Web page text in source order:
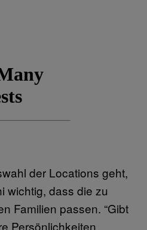
der Locations geht,
wichtig, dass die zu
Familien passen. “Gibt
Persönlichkeiten